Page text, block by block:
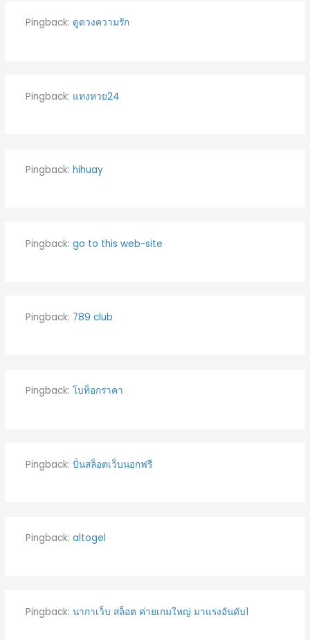
Pingback: ดูดวงความรัก
Pingback: แทงหวย24
Pingback: hihuay
Pingback: go to this web-site
Pingback: 789 club
Pingback: โบท็อกราคา
Pingback: ปั่นสล็อตเว็บนอกฟรี
Pingback: altogel
Pingback: นากาเว็บ สล็อต ค่ายเกมใหญ่ มาแรงอันดับ1